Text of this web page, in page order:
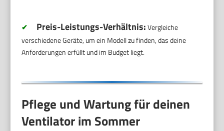
✔ Preis-Leistungs-Verhältnis:Vergleiche
verschiedene Geräte, um ein Modell zu finden, das deine
Anforderungen erfüllt und im Budget liegt.
Pflege und Wartung für deinen
Ventilator im Sommer